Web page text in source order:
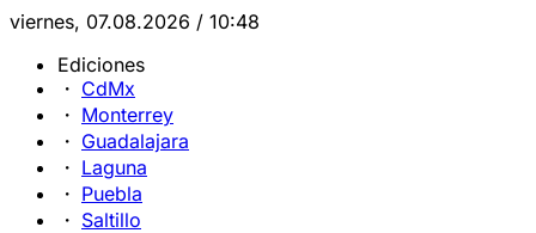
viernes, 07.08.2026 / 10:48
Ediciones
CdMx
Monterrey
Guadalajara
Laguna
Puebla
Saltillo